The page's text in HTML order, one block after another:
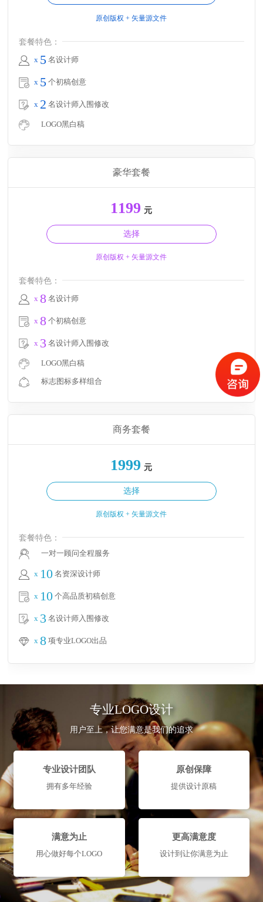
原创版权 + 矢量源文件
套餐特色：
x 5 名设计师
x 5 个初稿创意
x 2 名设计师入围修改
LOGO黑白稿
豪华套餐
1199 元
选择
原创版权 + 矢量源文件
套餐特色：
x 8 名设计师
x 8 个初稿创意
x 3 名设计师入围修改
LOGO黑白稿
标志图标多样组合
商务套餐
1999 元
选择
原创版权 + 矢量源文件
套餐特色：
一对一顾问全程服务
x 10 名资深设计师
x 10 个高品质初稿创意
x 3 名设计师入围修改
x8 项专业LOGO出品
专业LOGO设计
用户至上，让您满意是我们的追求
专业设计团队
拥有多年经验
原创保障
提供设计原稿
满意为止
用心做好每个LOGO
更高满意度
设计到让你满意为止